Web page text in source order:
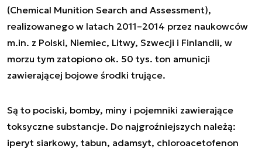
(Chemical Munition Search and Assessment),
realizowanego w latach 2011–2014 przez naukowców
m.in. z Polski, Niemiec, Litwy, Szwecji i Finlandii, w
morzu tym zatopiono ok. 50 tys. ton amunicji
zawierającej bojowe środki trujące.
Są to pociski, bomby, miny i pojemniki zawierające
toksyczne substancje. Do najgroźniejszych należą:
iperyt siarkowy, tabun, adamsyt, chloroacetofenon